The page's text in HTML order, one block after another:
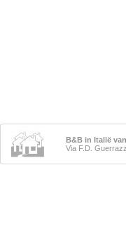
B&B in Italië
Via F.D.